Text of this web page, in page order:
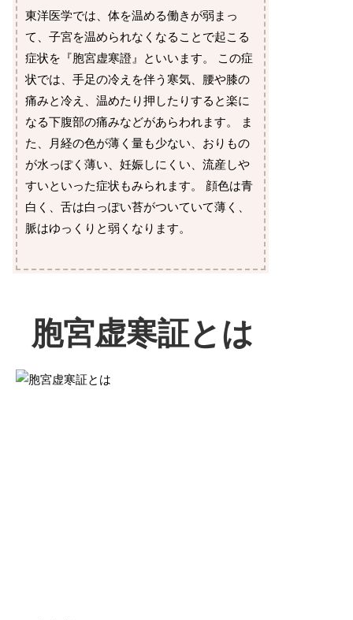
東洋医学では、体を温める働きが弱まっ
て、子宮を温められなくなることで起こる
症状を『胞宮虚寒證』といいます。 この症
状では、手足の冷えを伴う寒気、腰や膝の
痛みと冷え、温めたり押したりすると楽に
なる下腹部の痛みなどがあらわれます。 ま
た、月経の色が薄く量も少ない、おりもの
が水っぽく薄い、妊娠しにくい、流産しや
すいといった症状もみられます。 顔色は青
白く、舌は白っぽい苔がついていて薄く、
脈はゆっくりと弱くなります。
胞宮虚寒証とは